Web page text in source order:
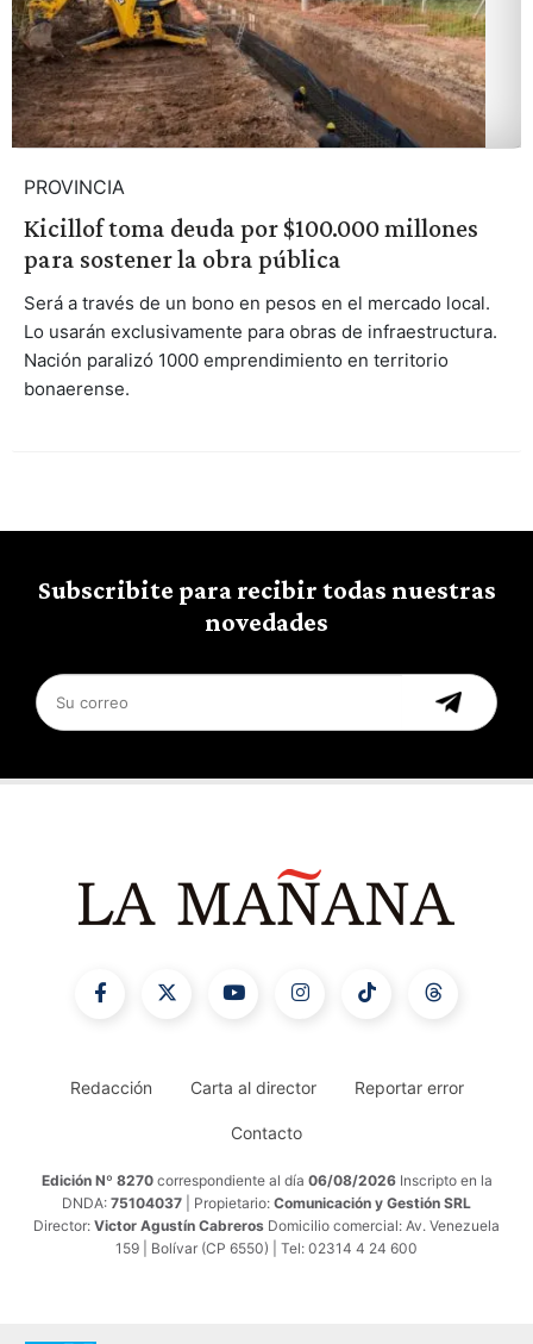
PROVINCIA
Kicillof toma deuda por $100.000 millones
para sostener la obra pública
Será a través de un bono en pesos en el mercado local.
Lo usarán exclusivamente para obras de infraestructura.
Nación paralizó 1000 emprendimiento en territorio
bonaerense.
Subscribite para recibir todas nuestras
novedades
Redacción Carta al director Reportar error
Contacto
Edición Nº 8270 correspondiente al día 06/08/2026 Inscripto en la
DNDA: 75104037 | Propietario: Comunicación y Gestión SRL
Director: Victor Agustín Cabreros Domicilio comercial: Av. Venezuela
159 | Bolívar (CP 6550) | Tel: 02314 4 24 600